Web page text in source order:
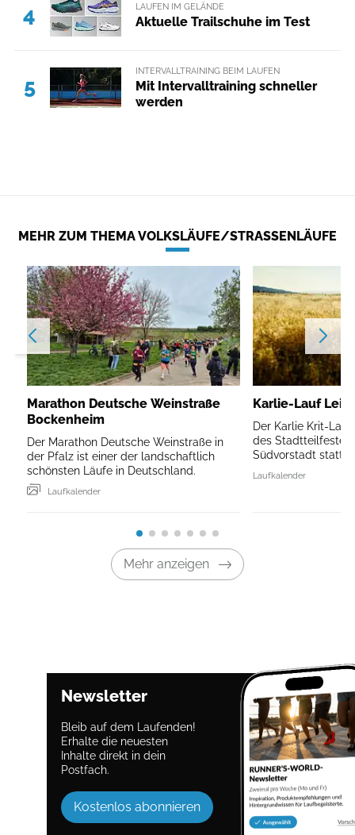
4 LAUFEN IM GELÄNDE
Aktuelle Trailschuhe im Test
5
INTERVALLTRAINING BEIM LAUFEN
Mit Intervalltraining schneller
werden
MEHR ZUM THEMA VOLKSLÄUFE/STRASSENLÄUFE
Marathon Deutsche Weinstraße
Bockenheim
Der Marathon Deutsche Weinstraße in
der Pfalz ist einer der landschaftlich
schönsten Läufe in Deutschland.
Laufkalender
Karlie-Lauf
Der Karlie Krit-
des Stadtteilfestes
Südvorstadt statt.
Laufkalender
Mehr anzeigen
Newsletter
Bleib auf dem Laufenden!
Erhalte die neuesten
Inhalte direkt in dein
Postfach.
Kostenlos abonnieren